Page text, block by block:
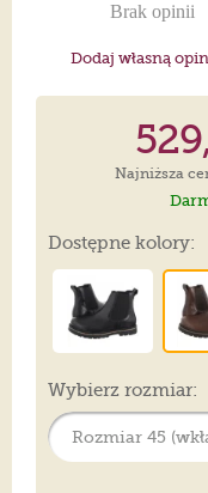
Brak opinii
Dodaj własną
Najniższa
Dostępne kolory:
Wybierz rozmiar: